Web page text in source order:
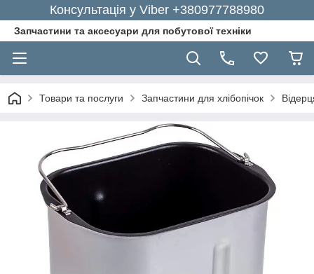
Консультація у Viber +380977788980
Запчастини та аксесуари для побутової техніки
Товари та послуги Запчастини для хлібопічок